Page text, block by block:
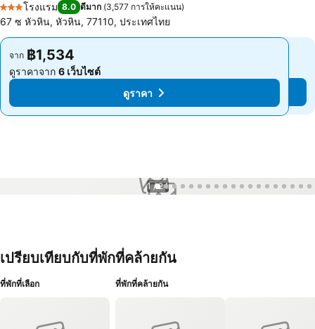
3 ดาว
โรงแรม 8.0 ดีมาก (3,577 การให้คะแนน)
67 ซ หัวหิน, หัวหิน, 77110, ประเทศไทย
จาก ฿1,534
ดูราคาจาก 6 เว็บไซต์
ดูราคา
จาก ฿1,534
ดูราคาจาก 6 เว็บไซต์
ดูราคา
1 / 24
เปรียบเทียบกับที่พักที่คล้ายกัน
ที่พักที่เลือก ที่พักที่คล้ายกัน